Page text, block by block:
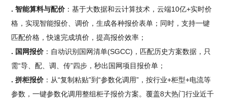
. 智能算料与配价 ：基于大数据和云计算技术，云端10亿+实时价
格，实现智能报价、调价，生成各种报价表单；同时，支持一键
匹配价格，快速完成填价，提高报价效率；
. 国网报价 ：自动识别国网清单(SGCC)，匹配历史方案数据，只
需“导、配、调、传”四步，秒出国网项目报价单；
. 拼柜报价 ：从“复制粘贴”到“参数化调用”，按行业+柜型+电流等
参数，一键参数化调用整组柜子报价方案。覆盖8大热门行业近千